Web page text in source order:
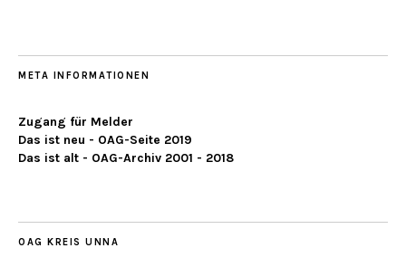
META INFORMATIONEN
Zugang für Melder
Das ist neu - OAG-Seite 2019
Das ist alt - OAG-Archiv 2001 - 2018
OAG KREIS UNNA